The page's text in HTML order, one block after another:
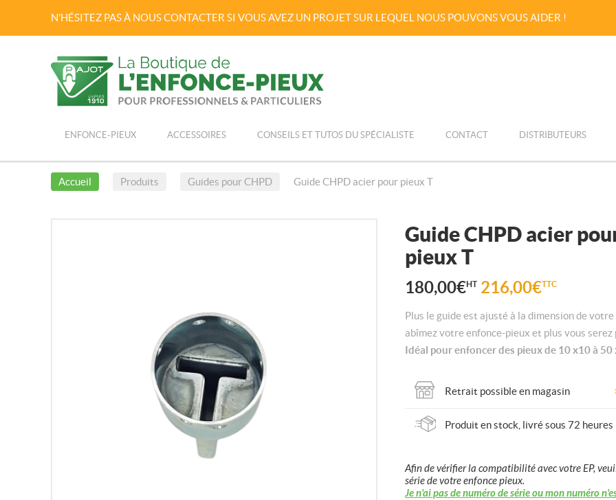
N'HÉSITEZ PAS À NOUS CONTACTER SI VOUS AVEZ UN PROJET SUR LEQUEL NOUS POUVONS VOUS AIDER !
au
ENFONCE-PIEUX ACCESSOIRES CONSEILS ET TUTOS DU SPÉCIALISTE CONTACT DISTRIBUTEURS
Accueil Produits Guides pour CHPD Guide CHPD acier pour pieux T
Guide CHPD acier
pieux T
180,00€HT 216,00€TTC
Plus le guide est ajusté à la dimension de
abîmez votre enfonce-pieux et plus vous
Idéal pour enfoncer des pieux de 10 x10 à 50
Retrait possible en magasin
Produit en stock, livré sous 72 heures
Afin de vérifier la compatibilité avec votre EP,
série de votre enfonce pieux.
Je n'ai pas de numéro de série ou mon numéro